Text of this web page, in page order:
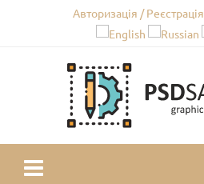
Авторизація / Реєстрація